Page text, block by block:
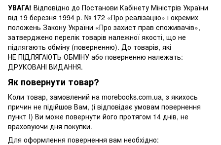
УВАГА! Відповідно до Постанови Кабінету Міністрів України
від 19 березня 1994 р. № 172 «Про реалізацію» і окремих
положень Закону України «Про захист прав споживачів»,
затверджено перелік товарів належної якості, що не
підлягають обміну (поверненню). До товарів, які
НЕ ПІДЛЯГАЮТЬ ОБМІНУ або поверненню належать:
ДРУКОВАНІ ВИДАННЯ.
Як повернути товар?
Коли товар, замовлений на morebooks.com.ua, з якихось
причин не підійшов Вам, (і відповідає умовам повернення
пункт I) Ви може повернути його протягом 14 днів, не
враховуючи дня покупки.
Для оформлення повернення вам необхідно: